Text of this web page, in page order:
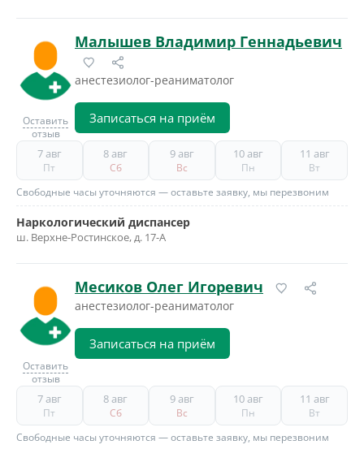
Оставить
отзыв
Малышев Владимир Геннадьевич
анестезиолог-реаниматолог
Записаться на приём
7 авг
Пт
8 авг
Сб
9 авг
Вс
10 авг
Пн
11 авг
Вт
Свободные часы уточняются — оставьте заявку, мы перезвоним
Наркологический диспансер
ш. Верхне-Ростинское, д. 17-А
Оставить
отзыв
Месиков Олег Игоревич
анестезиолог-реаниматолог
Записаться на приём
7 авг
Пт
8 авг
Сб
9 авг
Вс
10 авг
Пн
11 авг
Вт
Свободные часы уточняются — оставьте заявку, мы перезвоним